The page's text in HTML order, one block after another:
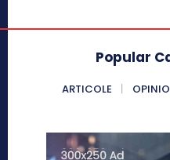
Popular
ARTICOLE